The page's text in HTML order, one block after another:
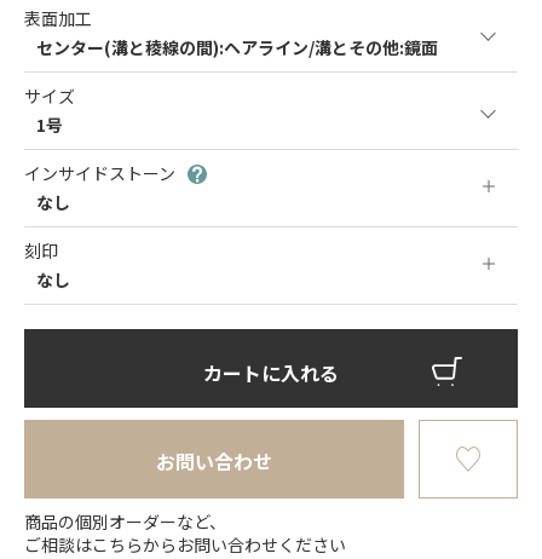
表面加工
センター(溝と稜線の間):ヘアライン/溝とその他:鏡面
サイズ
1号
インサイドストーン
なし
刻印
なし
カートに入れる
お問い合わせ
商品の個別オーダーなど、
ご相談はこちらからお問い合わせください